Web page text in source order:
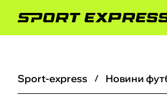
sport-express новини